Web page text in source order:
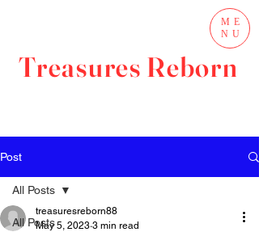
ME
NU
Treasures Reborn
Post
All Posts
All Posts
treasuresreborn88
May 5, 2023 3 min read